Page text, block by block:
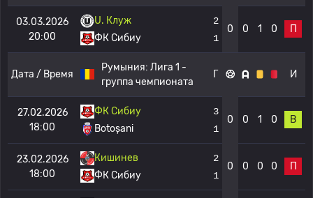
03.03.2026
20:00
U. Клуж
ФК Сибиу
2
1
0 0 1 0 П
Дата / Время
Румыния: Лига 1 -
группа чемпионата
Г И
27.02.2026
18:00
ФК Сибиу
Botoșani
3
1
0 0 1 0 В
23.02.2026
18:00
Кишинев
ФК Сибиу
2
1
0 0 0 0 П